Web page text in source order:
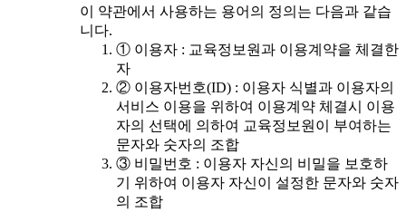
이 약관에서 사용하는 용어의 정의는 다음과 같습
니다.
① 이용자 : 교육정보원과 이용계약을 체결한
자
② 이용자번호(ID) : 이용자 식별과 이용자의
서비스 이용을 위하여 이용계약 체결시 이용
자의 선택에 의하여 교육정보원이 부여하는
문자와 숫자의 조합
③ 비밀번호 : 이용자 자신의 비밀을 보호하
기 위하여 이용자 자신이 설정한 문자와 숫자
의 조합